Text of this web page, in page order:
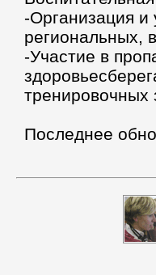
-Организация и
региональных,
-Участие в
тренировочных
Последнее